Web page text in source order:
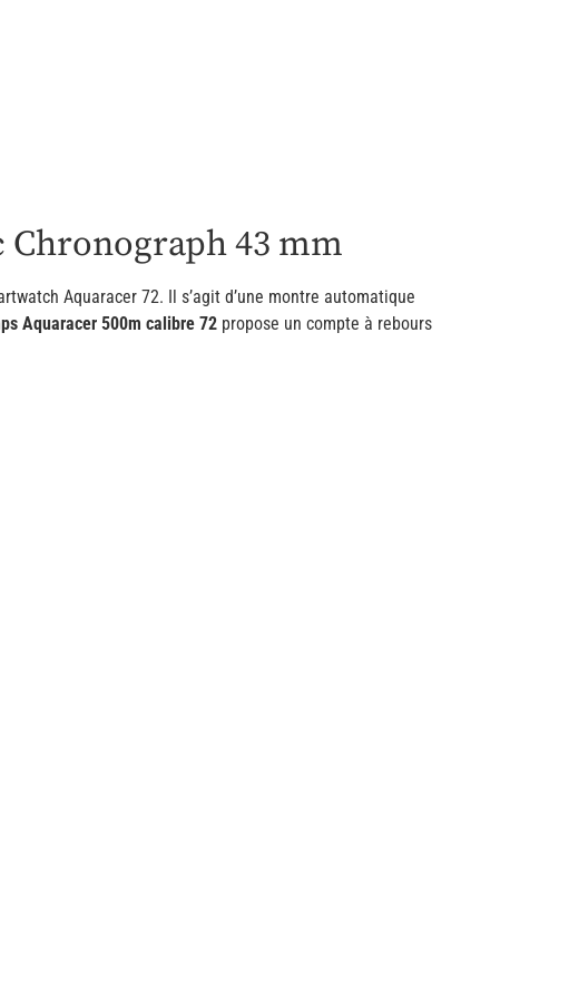
Chronograph 43 mm
Aquaracer 72. Il s’agit d’une montre automatique
Aquaracer 500m calibre 72 propose un compte à rebours